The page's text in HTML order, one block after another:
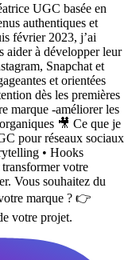
UGC basée en
authentiques et
février 2023, j’ai
aider à développer leur
Snapchat et
et orientées
dès les premières
marque -améliorer les
🎥 Ce que je
pour réseaux sociaux
• Hooks
votre
Vous souhaitez du
marque ? 👉
votre projet.